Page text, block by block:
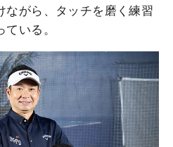
ながら、タッチを磨く練習
いる。